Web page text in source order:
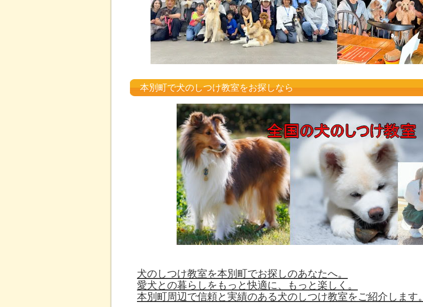
本別町で犬のしつけ教室をお探しなら
犬のしつけ教室を本別町でお探しのあなたへ。
愛犬との暮らしをもっと快適に、もっと楽しく。
本別町周辺で信頼と実績のある犬のしつけ教室をご紹介します。